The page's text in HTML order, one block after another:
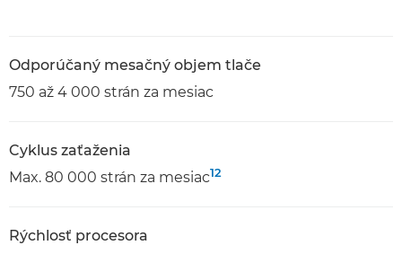
Odporúčaný mesačný objem tlače
750 až 4 000 strán za mesiac
Cyklus zaťaženia
Max. 80 000 strán za mesiac12
Rýchlosť procesora